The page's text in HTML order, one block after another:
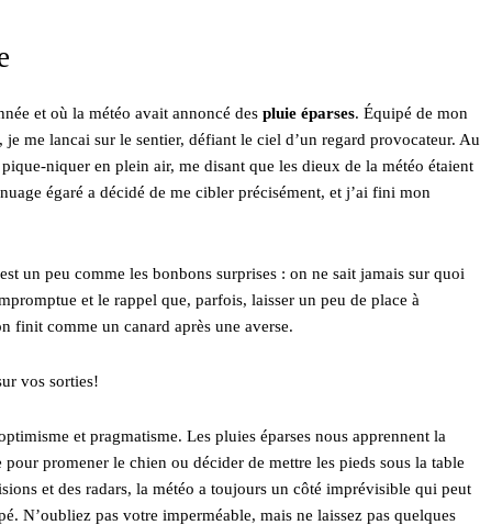
et où la météo avait annoncé des pluie éparses. Équipé de mon
me lancai sur le sentier, défiant le ciel d’un regard provocateur. Au
niquer en plein air, me disant que les dieux de la météo étaient
égaré a décidé de me cibler précisément, et j’ai fini mon
un peu comme les bonbons surprises : on ne sait jamais sur quoi
et le rappel que, parfois, laisser un peu de place à
finit comme un canard après une averse.
vos sorties!
et pragmatisme. Les pluies éparses nous apprennent la
promener le chien ou décider de mettre les pieds sous la table
et des radars, la météo a toujours un côté imprévisible qui peut
N’oubliez pas votre imperméable, mais ne laissez pas quelques